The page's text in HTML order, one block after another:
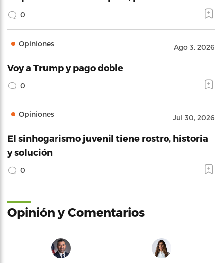
0
Opiniones Ago 3, 2026
Voy a Trump y pago doble
0
Opiniones Jul 30, 2026
El sinhogarismo juvenil tiene rostro, historia
y solución
0
Opinión y Comentarios